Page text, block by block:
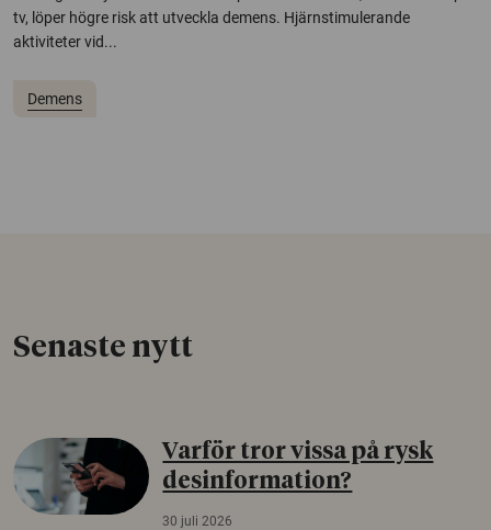
tv, löper högre risk att utveckla demens. Hjärnstimulerande
aktiviteter vid...
Demens
Senaste nytt
Varför tror vissa på rysk
desinformation?
30 juli 2026